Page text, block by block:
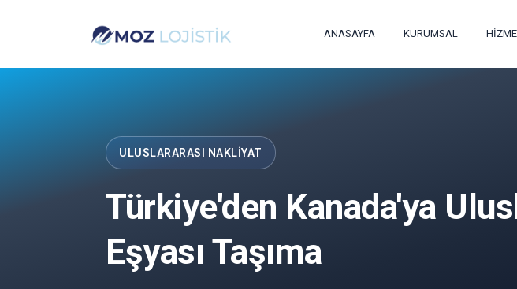
ANASAYFA KURUMSAL
ULUSLARARASI NAKLIYAT
Türkiye'den Kanada'ya
Eşyası Taşıma